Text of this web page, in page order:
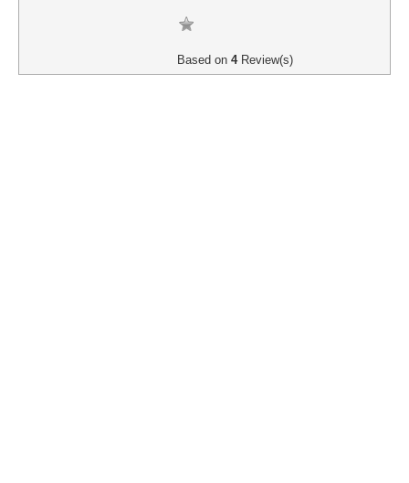
Based on 4 Review(s)